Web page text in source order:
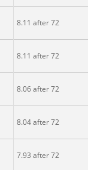
8.11 after 72
8.11 after 72
8.06 after 72
8.04 after 72
7.93 after 72